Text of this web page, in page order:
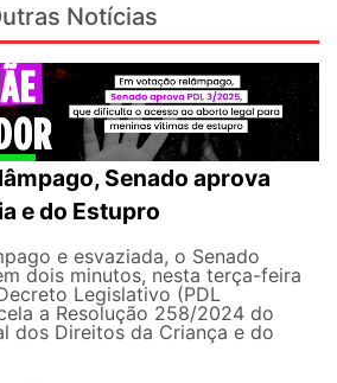
Notícias
Senado aprova
e do Estupro
e esvaziada, o Senado
dois minutos, nesta terça-feira
Legislativo (PDL
a Resolução 258/2024 do
dos Direitos da Criança e do